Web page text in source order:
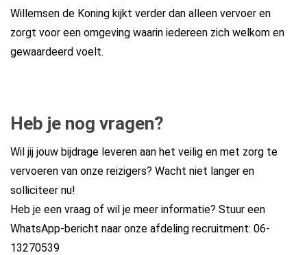
Willemsen de Koning kijkt verder dan alleen vervoer en
zorgt voor een omgeving waarin iedereen zich welkom en
gewaardeerd voelt.
Heb je nog vragen?
Wil jij jouw bijdrage leveren aan het veilig en met zorg te
vervoeren van onze reizigers? Wacht niet langer en
solliciteer nu!
Heb je een vraag of wil je meer informatie? Stuur een
WhatsApp-bericht naar onze afdeling recruitment: 06-
13270539